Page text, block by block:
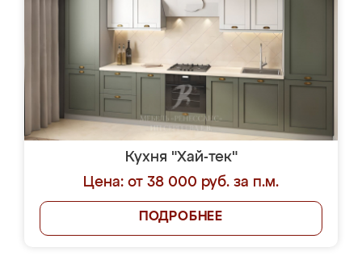
Кухня "Хай-тек"
Цена: от 38 000 руб. за п.м.
ПОДРОБНЕЕ